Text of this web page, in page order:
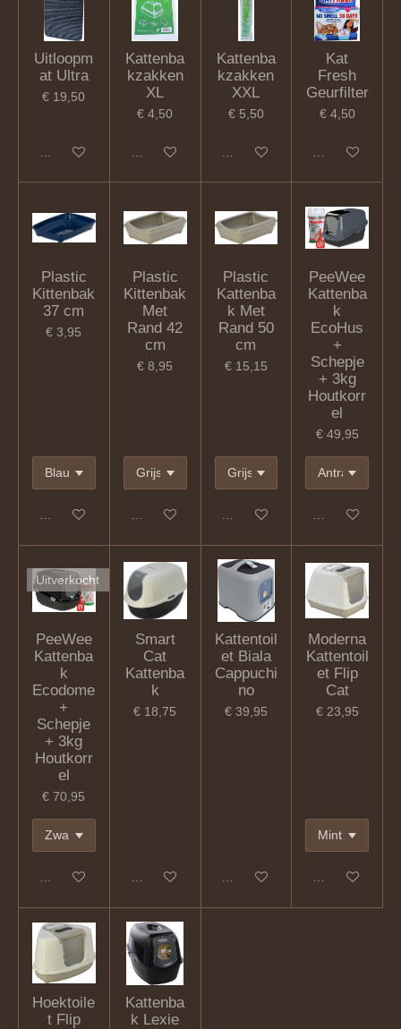
Uitloopm
at Ultra
€ 19,50
In winkelwagen
Kattenba
kzakken
XL
€ 4,50
In winkelwagen
Kattenba
kzakken
XXL
€ 5,50
In winkelwagen
Kat
Fresh
Geurfilter
€ 4,50
In winkelwagen
Plastic
Kittenbak
37 cm
€ 3,95
In winkelwagen
Plastic
Kittenbak
Met
Rand 42
cm
€ 8,95
In winkelwagen
Plastic
Kattenba
k Met
Rand 50
cm
€ 15,15
In winkelwagen
PeeWee
Kattenba
k
EcoHus
+
Schepje
+ 3kg
Houtkorr
el
€ 49,95
In winkelwagen
Uitverkocht
PeeWee
Kattenba
k
Ecodome
+
Schepje
+ 3kg
Houtkorr
el
€ 70,95
Houd mij op de hoogte
Smart
Cat
Kattenba
k
€ 18,75
In winkelwagen
Kattentoil
et Biala
Cappuchi
no
€ 39,95
In winkelwagen
Moderna
Kattentoil
et Flip
Cat
€ 23,95
In winkelwagen
Hoektoile
t Flip
Kattenba
k Lexie